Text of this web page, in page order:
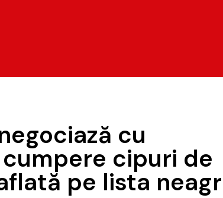
cu
cipuri de
pe lista